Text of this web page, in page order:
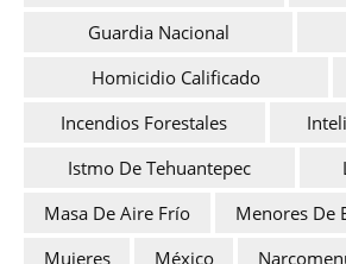
Guardia Nacional
Homicidio Calificado
Incendios Forestales
Istmo De Tehuantepec
Masa De Aire Frío
Menores De
Mujeres
México